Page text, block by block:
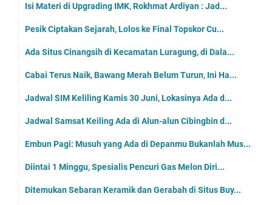
Isi Materi di Upgrading IMK, Rokhmat Ardiyan : Jad...
Pesik Ciptakan Sejarah, Lolos ke Final Topskor Cu...
Ada Situs Cinangsih di Kecamatan Luragung, di Dala...
Cabai Terus Naik, Bawang Merah Belum Turun, Ini Ha...
Jadwal SIM Keliling Kamis 30 Juni, Lokasinya Ada d...
Jadwal Samsat Keiling Ada di Alun-alun Cibingbin d...
Embun Pagi: Musuh yang Ada di Depanmu Bukanlah Mus...
Diintai 1 Minggu, Spesialis Pencuri Gas Melon Diri...
Ditemukan Sebaran Keramik dan Gerabah di Situs Buy...